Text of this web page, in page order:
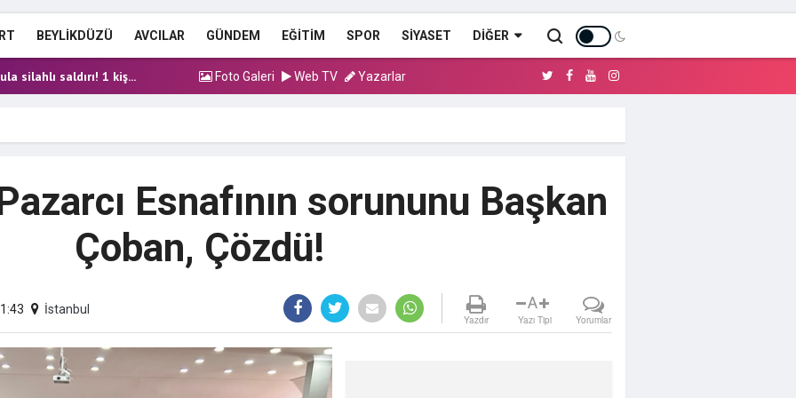
BEYLİKDÜZÜ AVCILAR GÜNDEM EĞİTİM SPOR SİYASET DIĞER
Erdoğan Eğitim Külliyes...
Uzaklaştırma Kararı Ye...
silahlı saldırı! 1 kiş...
Yardımcısı Tahliye o...
yeni dalga: 5...
Erdoğan Eğitim Külliyes...
Foto Galeri Web TV Yazarlar
Esnafının sorununu Başkan
Çoban, Çözdü!
İstanbul
Yazdır
A
Yazı Tipi Yorumlar